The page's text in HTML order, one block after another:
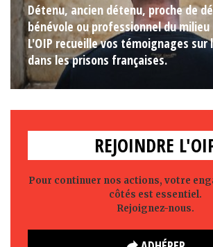
Détenu, ancien détenu, proche de
bénévole ou professionnel du milieu
L'OIP recueille vos témoignages
dans les prisons françaises.
REJOINDRE
Pour continuer nos actions, votre
côtés est essentiel.
Rejoignez-nous.